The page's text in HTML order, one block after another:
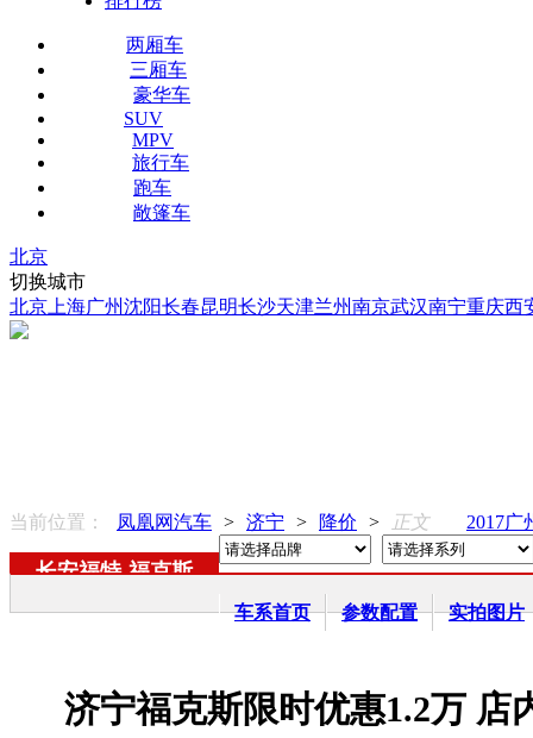
两厢车
三厢车
豪华车
SUV
MPV
旅行车
跑车
敞篷车
北京
切换城市
北京 上海广州沈阳长春昆明长沙天津兰州南京武汉南宁重庆西
当前位置： 凤凰网汽车 > 济宁 > 降价 > 正文 2017广
长安福特-福克斯
车系首页 参数配置 实拍图片
济宁福克斯限时优惠1.2万 店